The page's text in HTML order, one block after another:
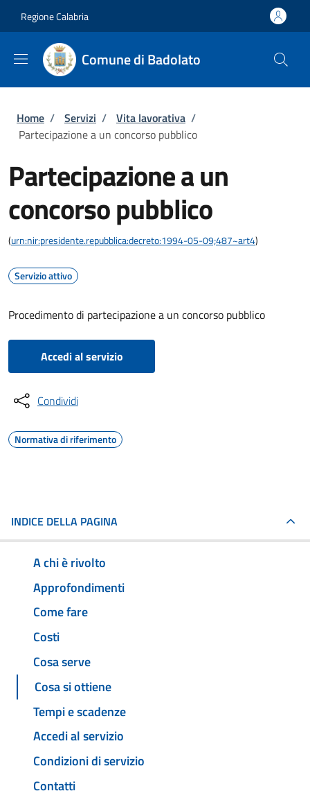
Regione Calabria
Comune di Badolato
Briciole di pane
Home / Servizi / Vita lavorativa /
Partecipazione a un concorso pubblico
Partecipazione a un
concorso pubblico
(urn:nir:presidente.repubblica:decreto:1994-05-09;487~art4)
Servizio attivo
Procedimento di partecipazione a un concorso pubblico
Accedi al servizio
Condividi
Normativa di riferimento
INDICE DELLA PAGINA
A chi è rivolto
Approfondimenti
Come fare
Costi
Cosa serve
Cosa si ottiene
Tempi e scadenze
Accedi al servizio
Condizioni di servizio
Contatti